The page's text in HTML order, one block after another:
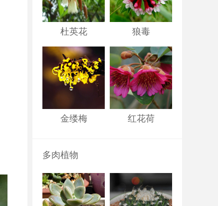
杜英花 狼毒
金缕梅 红花荷
多肉植物